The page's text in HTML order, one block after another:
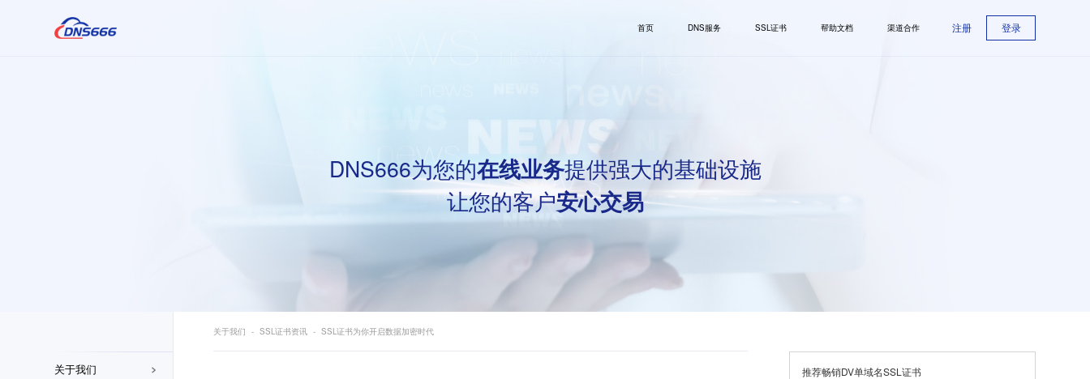
首页 DNS服务 SSL证书 帮助文档 渠道合作 注册 登录
DNS666为您的在线业务提供强大的基础设施
让您的客户安心交易
关于我们
关于我们 SSL证书资讯 SSL证书为你开启数据加密时代
推荐畅销DV单域名SSL证书